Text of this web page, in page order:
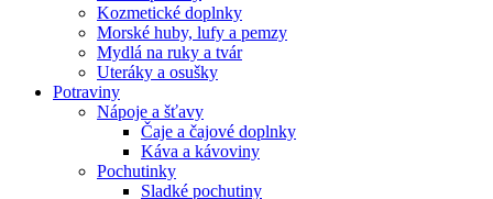
Kozmetické doplnky
Morské huby, lufy a pemzy
Mydlá na ruky a tvár
Uteráky a osušky
Potraviny
Nápoje a šťavy
Čaje a čajové doplnky
Káva a kávoviny
Pochutinky
Sladké pochutiny